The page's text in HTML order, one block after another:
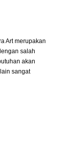
Art merupakan
salah
akan
sangat